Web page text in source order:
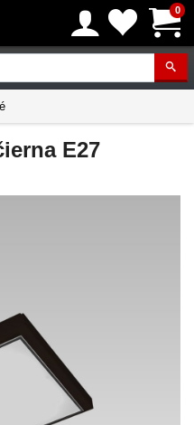
0
E27